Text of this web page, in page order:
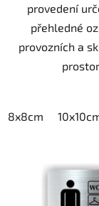
provedení
přehledné
provozních a
prostor.
8x8cm